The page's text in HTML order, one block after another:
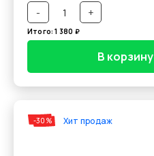
- +
Итого:1 380 ₽
В корзину
-30% Хит продаж